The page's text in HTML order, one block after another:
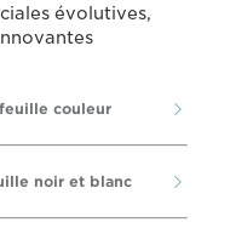
évolutives,
couleur
noir et blanc